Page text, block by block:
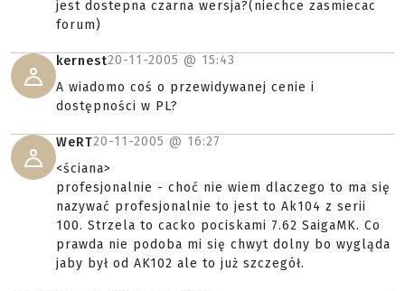
jest dostepna czarna wersja?(niechce zasmiecac
forum)
kernest20-11-2005 @ 15:43
A wiadomo coś o przewidywanej cenie i
dostępności w PL?
WeRT20-11-2005 @ 16:27
<ściana>
profesjonalnie - choć nie wiem dlaczego to ma się
nazywać profesjonalnie to jest to Ak104 z serii
100. Strzela to cacko pociskami 7.62 SaigaMK. Co
prawda nie podoba mi się chwyt dolny bo wygląda
jaby był od AK102 ale to już szczegół.